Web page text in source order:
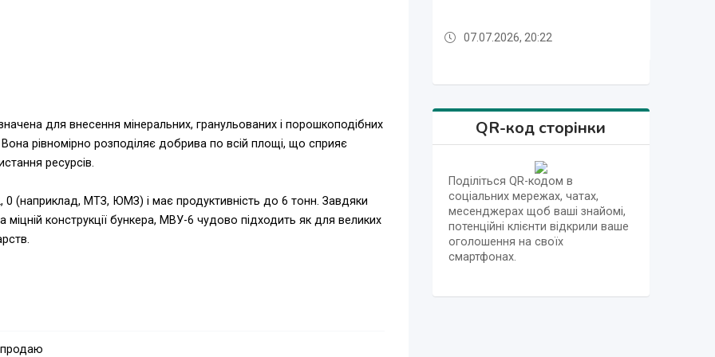
для внесення мінеральних, гранульованих і порошкоподібних
рівномірно розподіляє добрива по всій площі, що сприяє
ресурсів.
0 (наприклад, МТЗ, ЮМЗ) і має продуктивність до 6 тонн. Завдяки
міцній конструкції бункера, МВУ-6 чудово підходить як для великих
07.07.2026, 20:21
Вчора, 08.08.2026, 20:13
23.07.2026, 17:37
07.07.2026, 20:2207.07.2026, 20:22
07.07.2026, 20:22
07.07.2026, 20:21
07.07.2026, 20:21
07.07.2026, 20:21
07.07.2026, 20:21
Вчора, 08.08.2026, 20:13
QR-код сторінки
Поділіться QR-кодом в
соціальних мережах, чатах,
месенджерах щоб ваші знайомі,
потенційні клієнти відкрили ваше
оголошення на своїх
смартфонах.